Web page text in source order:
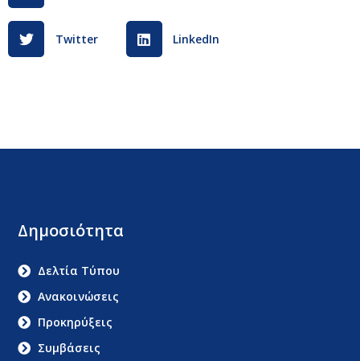
Twitter LinkedIn
Δημοσιότητα
Δελτία Τύπου
Ανακοινώσεις
Προκηρύξεις
Συμβάσεις